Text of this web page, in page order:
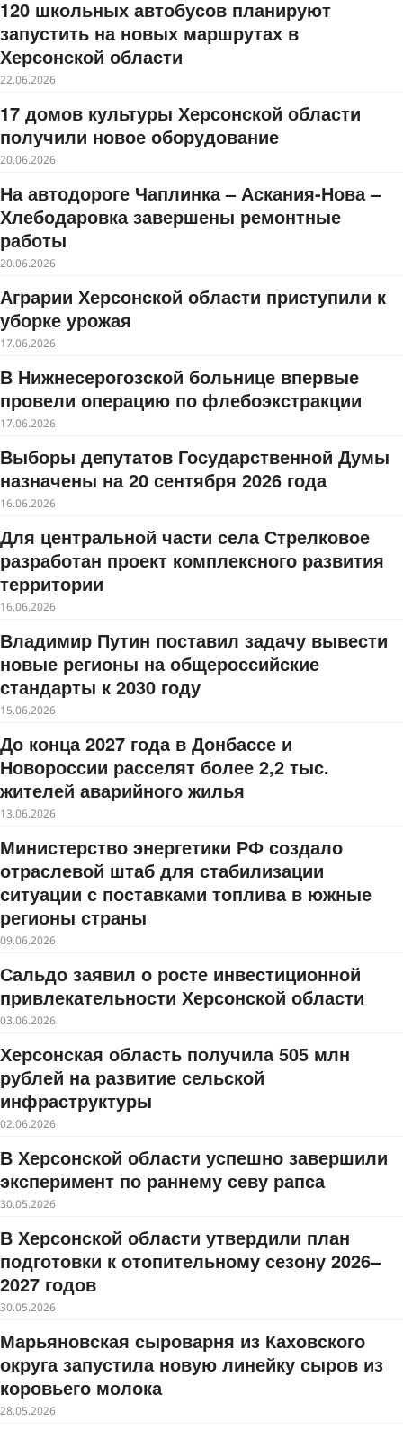
120 школьных автобусов планируют
запустить на новых маршрутах в
Херсонской области
22.06.2026
17 домов культуры Херсонской области
получили новое оборудование
20.06.2026
На автодороге Чаплинка – Аскания-Нова –
Хлебодаровка завершены ремонтные
работы
20.06.2026
Аграрии Херсонской области приступили к
уборке урожая
17.06.2026
В Нижнесерогозской больнице впервые
провели операцию по флебоэкстракции
17.06.2026
Выборы депутатов Государственной Думы
назначены на 20 сентября 2026 года
16.06.2026
Для центральной части села Стрелковое
разработан проект комплексного развития
территории
16.06.2026
Владимир Путин поставил задачу вывести
новые регионы на общероссийские
стандарты к 2030 году
15.06.2026
До конца 2027 года в Донбассе и
Новороссии расселят более 2,2 тыс.
жителей аварийного жилья
13.06.2026
Министерство энергетики РФ создало
отраслевой штаб для стабилизации
ситуации с поставками топлива в южные
регионы страны
09.06.2026
Сальдо заявил о росте инвестиционной
привлекательности Херсонской области
03.06.2026
Херсонская область получила 505 млн
рублей на развитие сельской
инфраструктуры
02.06.2026
В Херсонской области успешно завершили
эксперимент по раннему севу рапса
30.05.2026
В Херсонской области утвердили план
подготовки к отопительному сезону 2026–
2027 годов
30.05.2026
Марьяновская сыроварня из Каховского
округа запустила новую линейку сыров из
коровьего молока
28.05.2026